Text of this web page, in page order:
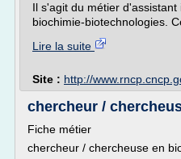
Il s'agit du métier
biochimie-biotechnologies.
Lire la suite
Site : http://
chercheur /
Fiche métier
chercheur / chercheuse en